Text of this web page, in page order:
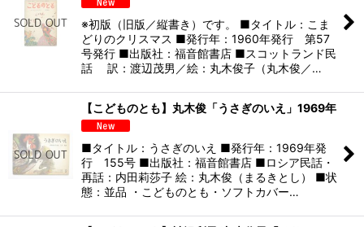
※初版（旧版／縦書き）です。 ■タイトル：こま
どりのクリスマス ■発行年：1960年発行 第57
号発行 ■出版社：福音館書店 ■スコットランド民
話 訳：渡辺茂男／絵：丸木俊子（丸木俊／…
【こどものとも】丸木俊「うさぎのいえ」1969年
■タイトル：うさぎのいえ ■発行年：1969年発
行 155号 ■出版社：福音館書店 ■ロシア民話・
再話：内田莉莎子 絵：丸木俊（まるきとし） ■状
態：並品 ・こどものとも・ソフトカバー…